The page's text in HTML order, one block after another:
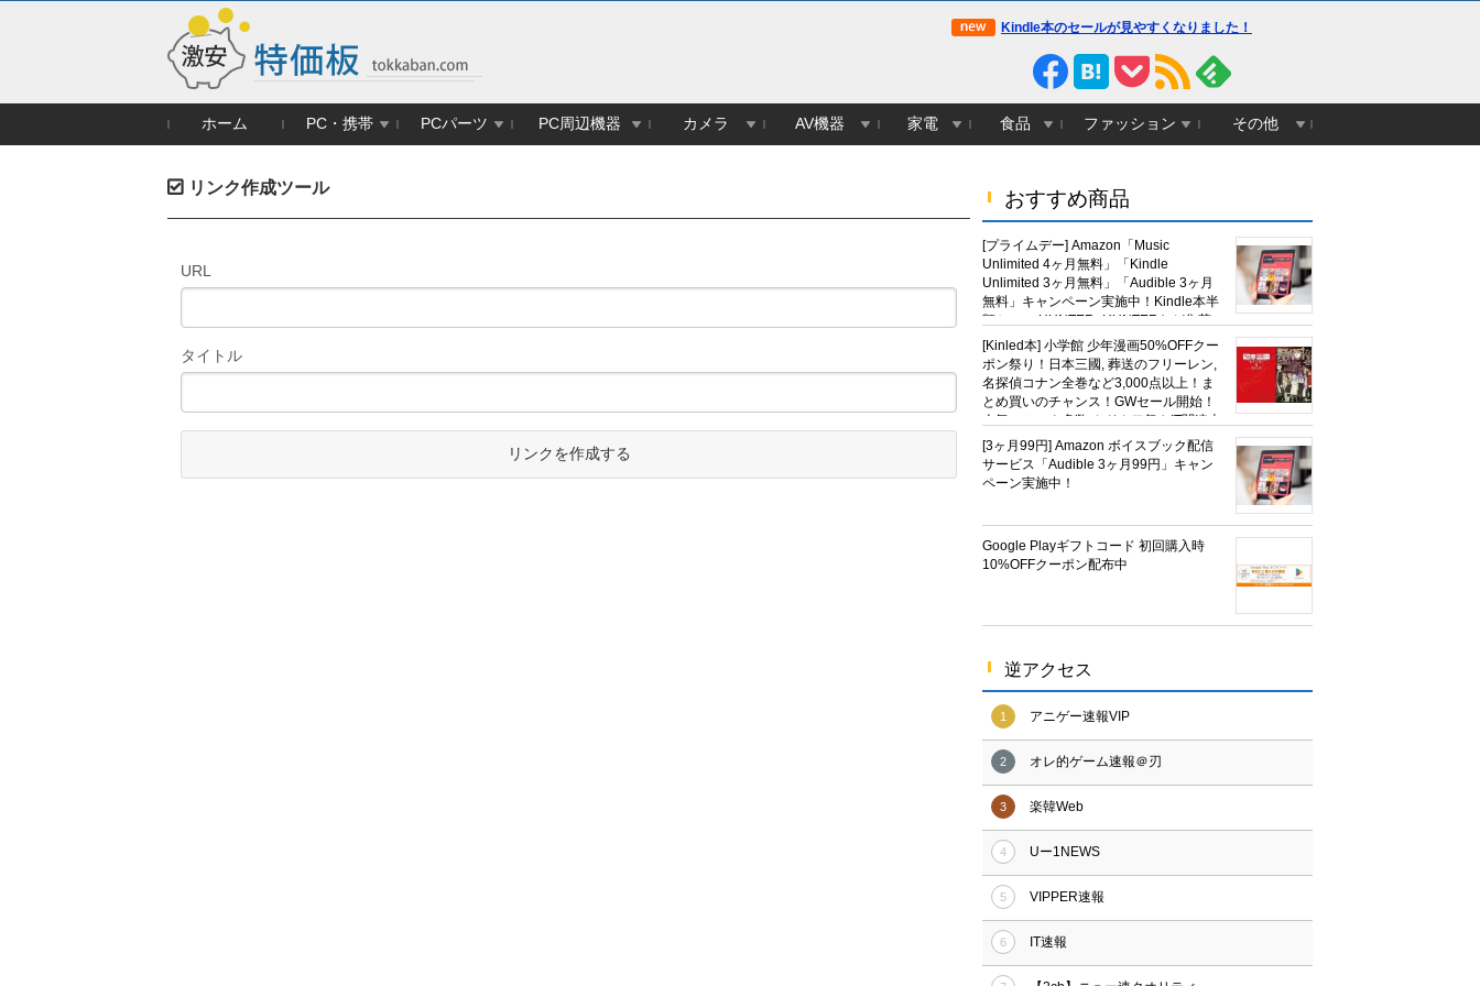
Kindle本のセールが見やすくなりました！
ホーム PC・携帯 PCパーツ PC周辺機器 カメラ AV機器 家電 食品 ファッション その他
おすすめ商品
[プライムデー] Amazon「Music
Unlimited 4ヶ月無料」「Kindle
Unlimited 3ヶ月無料」「Audible 3ヶ月
無料」キャンペーン実施中！Kindle本半
額セール HUNTER×HUNTERなど集英
社、無職転生,幼女戦記など
KADOKAWA、キャプテン翼100円セー
ルも！
[Kinled本] 小学館 少年漫画50%OFFクー
ポン祭り！日本三國, 葬送のフリーレン,
名探偵コナン全巻など3,000点以上！ま
とめ買いのチャンス！GWセール開始！
人気コミック多数 カドカワ祭やIT関連本
がセールに！
[3ヶ月99円] Amazon ボイスブック配信
サービス「Audible 3ヶ月99円」キャン
ペーン実施中！
Google Playギフトコード 初回購入時
10%OFFクーポン配布中
逆アクセス
1 アニゲー速報VIP
2 オレ的ゲーム速報＠刃
3 楽韓Web
4 Uー1NEWS
5 VIPPER速報
6 IT速報
リンク作成ツール
URL
タイトル
リンクを作成する